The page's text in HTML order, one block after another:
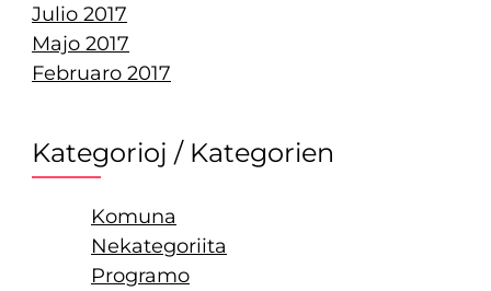
Julio 2017
Majo 2017
Februaro 2017
Kategorioj / Kategorien
Komuna
Nekategoriita
Programo